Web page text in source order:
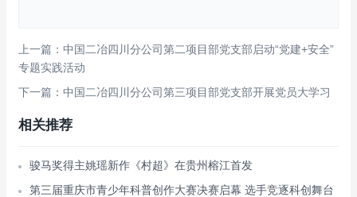
上一篇：中国二冶四川分公司第二项目部党支部启动“党建+安全”
专题实践活动
下一篇：中国二冶四川分公司第三项目部党支部开展党员大学习
相关推荐
骏马奖得主姚瑶新作《村超》在贵州榕江首发
第三届重庆市青少年科普创作大赛决赛启幕 选手竞逐科创舞台